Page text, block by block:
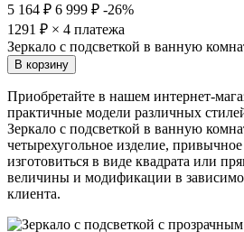
5 164 ₽ 6 999 ₽ -26%
1291 ₽ × 4 платежа
Зеркало с подсветкой в ванную
В корзину
Приобретайте в нашем интернет-
практичные модели различных
Зеркало с подсветкой в ванную
четырехугольное изделие,
изготовиться в виде квадрата или
величины и модификации в
клиента.